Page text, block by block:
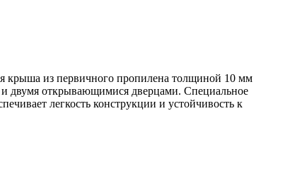
крыша из первичного пропилена толщиной 10 мм
и двумя открывающимися дверцами. Специальное
легкость конструкции и устойчивость к